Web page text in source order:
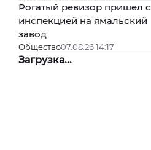
Рогатый ревизор пришел с
инспекцией на ямальский
завод
Общество07.08.26 14:17
Загрузка...